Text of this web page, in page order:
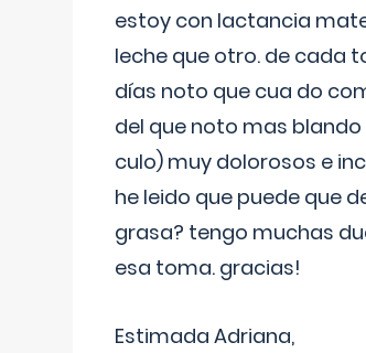
estoy con lactancia
leche que otro. de cada
días noto que cua do
del que noto mas
culo) muy dolorosos e
he leido que puede que
grasa? tengo muchas
esa toma. gracias!
Estimada Adriana,